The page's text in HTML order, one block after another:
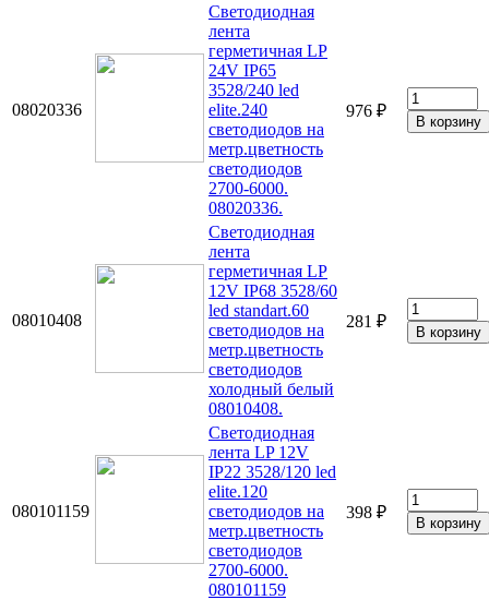
08020336
Светодиодная
лента
герметичная LP
24V IP65
3528/240 led
elite.240
светодиодов на
метр.цветность
светодиодов
2700-6000.
08020336.
976 ₽
08010408
Светодиодная
лента
герметичная LP
12V IP68 3528/60
led standart.60
светодиодов на
метр.цветность
светодиодов
холодный белый
08010408.
281 ₽
080101159
Светодиодная
лента LP 12V
IP22 3528/120 led
elite.120
светодиодов на
метр.цветность
светодиодов
2700-6000.
080101159
398 ₽